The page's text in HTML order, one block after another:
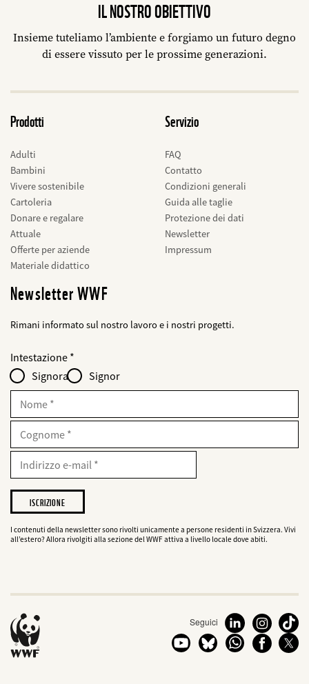
IL NOSTRO OBIETTIVO
Insieme tuteliamo l’ambiente e forgiamo un futuro degno
di essere vissuto per le prossime generazioni.
Prodotti
Adulti
Bambini
Vivere sostenibile
Cartoleria
Donare e regalare
Attuale
Offerte per aziende
Materiale didattico
Servizio
FAQ
Contatto
Condizioni generali
Guida alle taglie
Protezione dei dati
Newsletter
Impressum
Newsletter WWF
Rimani informato sul nostro lavoro e i nostri progetti.
Infofelder
löschen
-
für
web2lead
Intestazione
Signora
Signor
Nome
Cognome
E-
Mail
Indirizzo
e-
mail
Desidero
che
WWF
mi
I contenuti della newsletter sono rivolti unicamente a persone residenti in Svizzera. Vivi
all’estero? Allora rivolgiti alla sezione del WWF attiva a livello locale dove abiti.
Seguici